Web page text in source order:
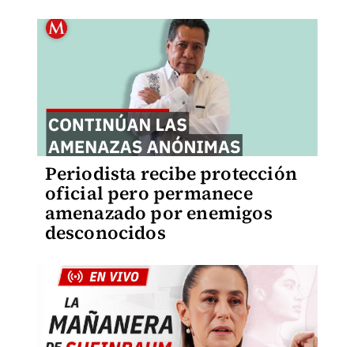
Periodista recibe protección
oficial pero permanece
amenazado por enemigos
desconocidos